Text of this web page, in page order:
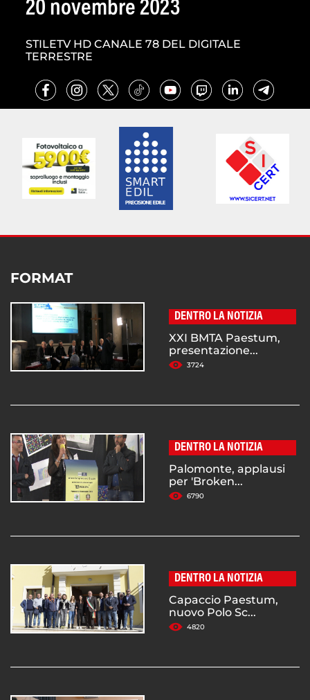
20 novembre 2023
STILETV HD CANALE 78 DEL DIGITALE
TERRESTRE
FORMAT
DENTRO LA NOTIZIA
XXI BMTA Paestum,
presentazione...
3724
DENTRO LA NOTIZIA
Palomonte, applausi
per 'Broken...
6790
DENTRO LA NOTIZIA
Capaccio Paestum,
nuovo Polo Sc...
4820